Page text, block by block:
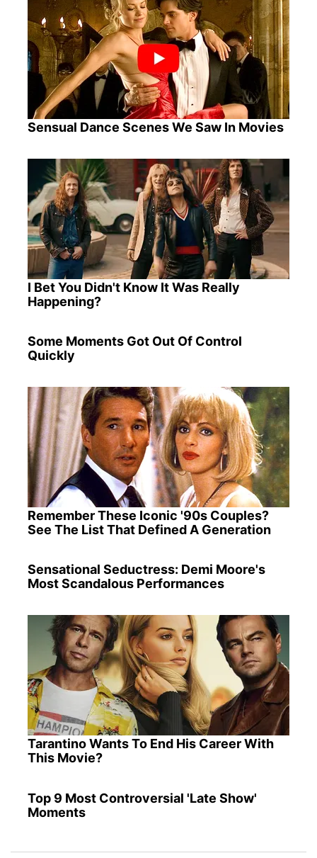
Sensual Dance Scenes We Saw In Movies
I Bet You Didn't Know It Was Really
Happening?
Some Moments Got Out Of Control
Quickly
Remember These Iconic '90s Couples?
See The List That Defined A Generation
Sensational Seductress: Demi Moore's
Most Scandalous Performances
Tarantino Wants To End His Career With
This Movie?
Top 9 Most Controversial 'Late Show'
Moments